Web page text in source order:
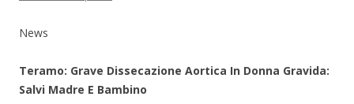
News
Teramo: Grave Dissecazione Aortica In Donna Gravida:
Salvi Madre E Bambino